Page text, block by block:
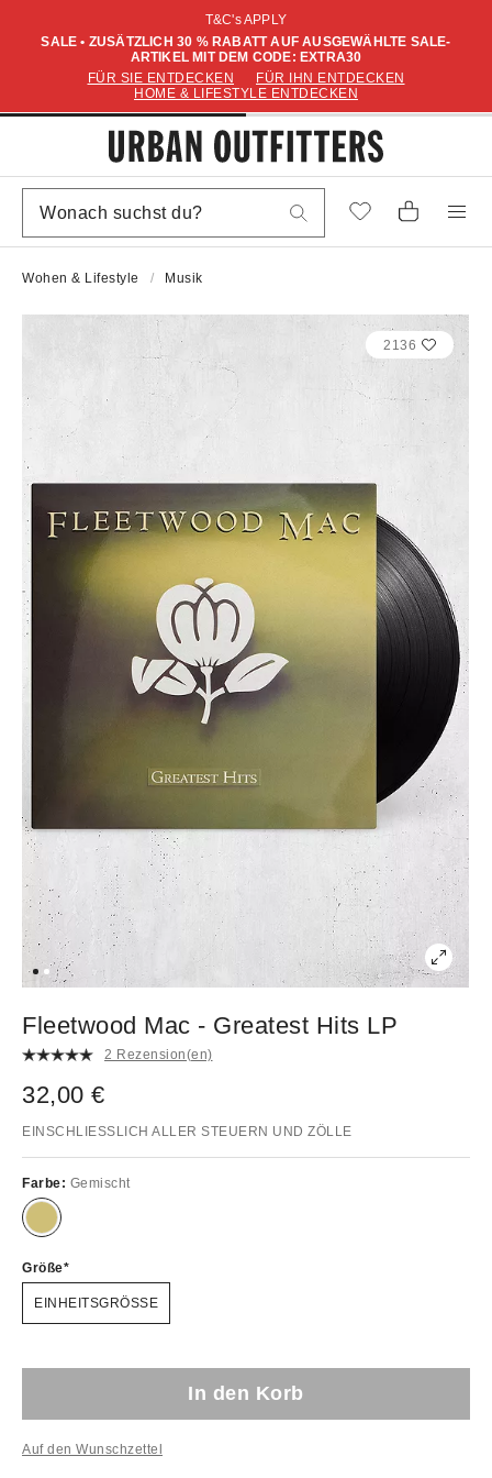
T&C's APPLY
SALE • ZUSÄTZLICH 30 % RABATT AUF AUSGEWÄHLTE SALE-
ARTIKEL MIT DEM CODE: EXTRA30
FÜR SIE ENTDECKEN
FÜR IHN ENTDECKEN
HOME & LIFESTYLE ENTDECKEN
Wohen & Lifestyle Musik
2136
Fleetwood Mac - Greatest Hits LP
2 Rezension(en)
32,00 €
EINSCHLIESSLICH ALLER STEUERN UND ZÖLLE
Farbe: Gemischt
Größe
EINHEITSGRÖSSE
In den Korb
Auf den Wunschzettel